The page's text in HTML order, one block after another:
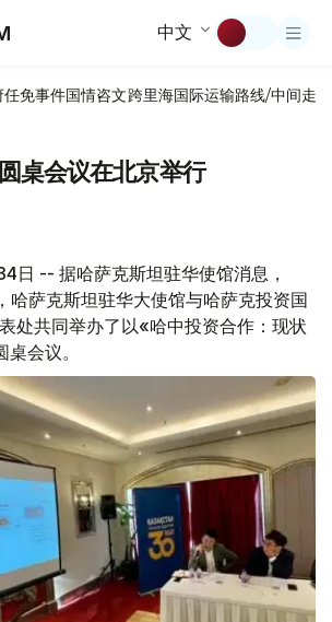
中文
任免事件国情咨文跨里海国际运输路线/中间走廊
桌会议在北京举行
日 -- 据哈萨克斯坦驻华使馆消息，
哈萨克斯坦驻华大使馆与哈萨克投资国
处共同举办了以«哈中投资合作：现状
会议。